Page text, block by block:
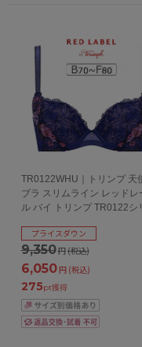
TR0122WHU｜トリンプ 天
ブラ スリムライン レッドレ
ル バイ トリンプ TR0122シ
アンダー65/70/75/80cm
9,350円(税込)
プライスダウン
6,050円 (税込)
275pt獲得